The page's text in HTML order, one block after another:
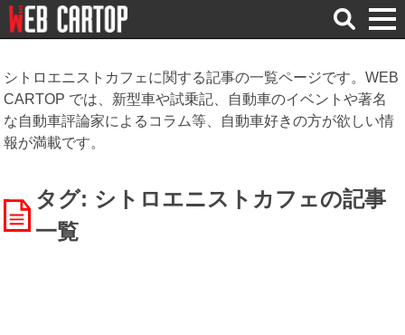
検
索
シトロエニストカフェに関する記事の一覧ページです。WEB
CARTOP では、新型車や試乗記、自動車のイベントや著名
な自動車評論家によるコラム等、自動車好きの方が欲しい情
報が満載です。
タグ: シトロエニストカフェの記事
一覧